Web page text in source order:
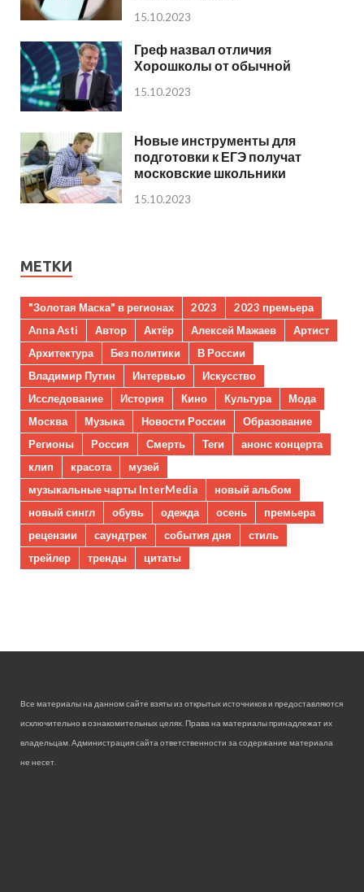
15.10.2023
Греф назвал отличия
Хорошколы от обычной
15.10.2023
Новые инструменты для
подготовки к ЕГЭ получат
московские школьники
15.10.2023
МЕТКИ
"Золотая Маска" в регионах 2023
2023 премьера
Anna Asti
Автор Актёр Алексей Мажаев
Артист
Архитектура
Без политики
В России
Владимир Путин
Интервью
Искусство
Исследование
История Кино Культура
Мода
Москва
Музыка Новости России
Образование
Регионы
Россия Смерть Теги
анонс концерта
клип
красота
музей
музыкальные чарты InterMedia
новый альбом
новый сингл
обувь одежда осень
премьера
рецензии
саундтрек события дня
стиль
трейлер
тренды цитаты
Все материалы на данном сайте взяты из открытых источников и предоставляются
исключительно в ознакомительных целях. Права на материалы принадлежат их
владельцам. Администрация сайта ответственности за содержание материала
не несет.